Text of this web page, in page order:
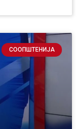
СООПШТЕНИЈА